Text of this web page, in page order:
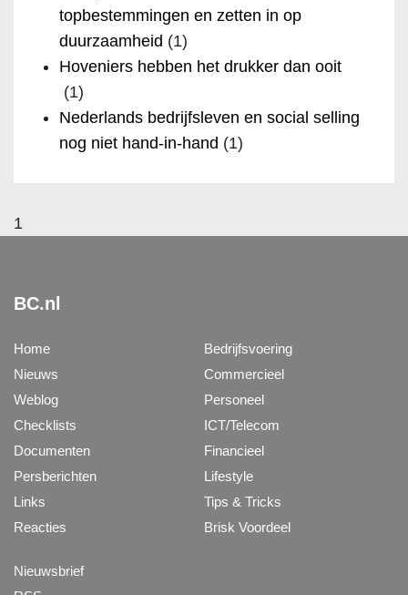
topbestemmingen en zetten in op
duurzaamheid (1)
Hoveniers hebben het drukker dan ooit
(1)
Nederlands bedrijfsleven en social selling
nog niet hand-in-hand (1)
1
BC.nl
Home
Nieuws
Weblog
Checklists
Documenten
Persberichten
Links
Reacties
Bedrijfsvoering
Commercieel
Personeel
ICT/Telecom
Financieel
Lifestyle
Tips & Tricks
Brisk Voordeel
Nieuwsbrief